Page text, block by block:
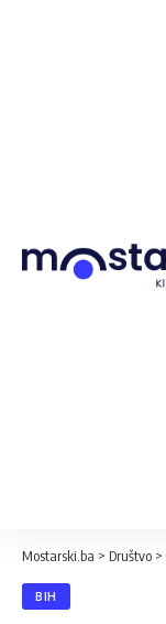
Mostarski.ba > Društvo >
BIH